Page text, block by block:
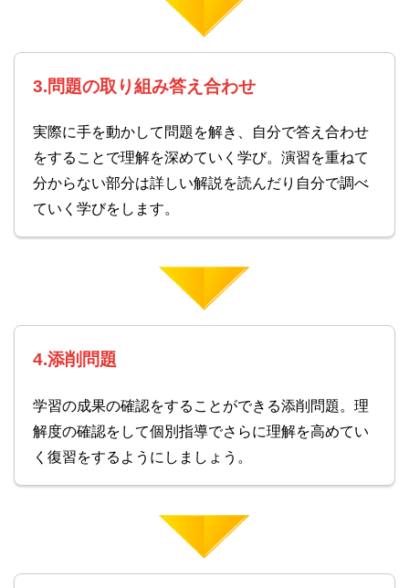
3.問題の取り組み答え合わせ
実際に手を動かして問題を解き、自分で答え合わせ
をすることで理解を深めていく学び。演習を重ねて
分からない部分は詳しい解説を読んだり自分で調べ
ていく学びをします。
4.添削問題
学習の成果の確認をすることができる添削問題。理
解度の確認をして個別指導でさらに理解を高めてい
く復習をするようにしましょう。